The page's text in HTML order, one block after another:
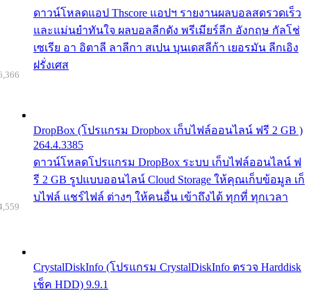
ดาวน์โหลดแอป Thscore แอปฯ รายงานผลบอลสดรวดเร็ว
และแม่นยำทันใจ ผลบอลลีกดัง พรีเมียร์ลีก อังกฤษ กัลโช่
เซเรีย อา อิตาลี ลาลีกา สเปน บุนเดสลีก้า เยอรมัน ลีกเอิง
ฝรั่งเศส
DropBox (โปรแกรม Dropbox เก็บไฟล์ออนไลน์ ฟรี 2 GB )
264.4.3385
ดาวน์โหลดโปรแกรม DropBox ระบบ เก็บไฟล์ออนไลน์ ฟ
รี 2 GB รูปแบบออนไลน์ Cloud Storage ให้คุณเก็บข้อมูล เก็
บไฟล์ แชร์ไฟล์ ต่างๆ ให้คนอื่น เข้าถึงได้ ทุกที่ ทุกเวลา
CrystalDiskInfo (โปรแกรม CrystalDiskInfo ตรวจ Harddisk
เช็ค HDD) 9.9.1